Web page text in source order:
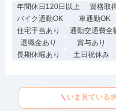
年間休日120日以上 資格取
バイク通勤OK
車通勤OK
住宅手当あり
通勤交通費全
退職金あり
賞与あり
長期休暇あり
土日祝休み
いま見ている